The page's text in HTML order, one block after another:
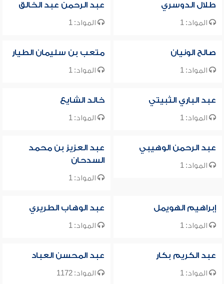
طلال الدوسري
المواد: 1
عبد الرحمن عبد الخالق
المواد: 1
صالح الونيان
المواد: 1
متعب بن سليمان الطيار
المواد: 1
عبد الباري الثبيتي
المواد: 1
خالد الشايع
المواد: 1
عبد الرحمن الوهيبي
المواد: 1
عبد العزيز بن محمد
السدحان
المواد: 1
إبراهيم الهويمل
المواد: 1
عبد الوهاب الطريري
المواد: 1
عبد الكريم بكار
المواد: 1
عبد المحسن العباد
المواد: 1172